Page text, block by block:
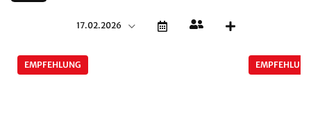
17.02.2026
EMPFEHLUNG